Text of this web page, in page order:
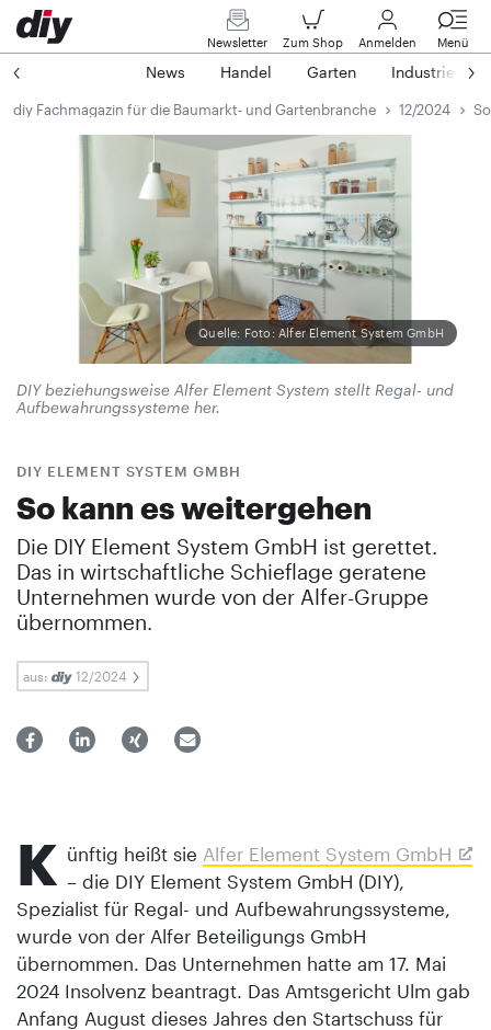
Newsletter Zum Shop Anmelden Menü
News Handel Garten Industrie
diy Fachmagazin für die Baumarkt- und Gartenbranche 12/2024
Quelle: Foto: Alfer Element System GmbH
DIY beziehungsweise Alfer Element System stellt Regal- und
Aufbewahrungs­systeme her.
DIY ELEMENT SYSTEM GMBH
So kann es weitergehen
Die DIY Element System GmbH ist gerettet.
Das in wirtschaftliche Schieflage geratene
Unternehmen wurde von der Alfer-Gruppe
übernommen.
aus: 12/2024
K ünftig heißt sie Alfer Element System GmbH
– die DIY Element System GmbH (DIY),
Spezialist für Regal- und Aufbewahrungssysteme,
wurde von der Alfer Beteiligungs GmbH
übernommen. Das Unternehmen hatte am 17. Mai
2024 Insolvenz beantragt. Das Amtsgericht Ulm gab
Anfang August dieses Jahres den Startschuss für